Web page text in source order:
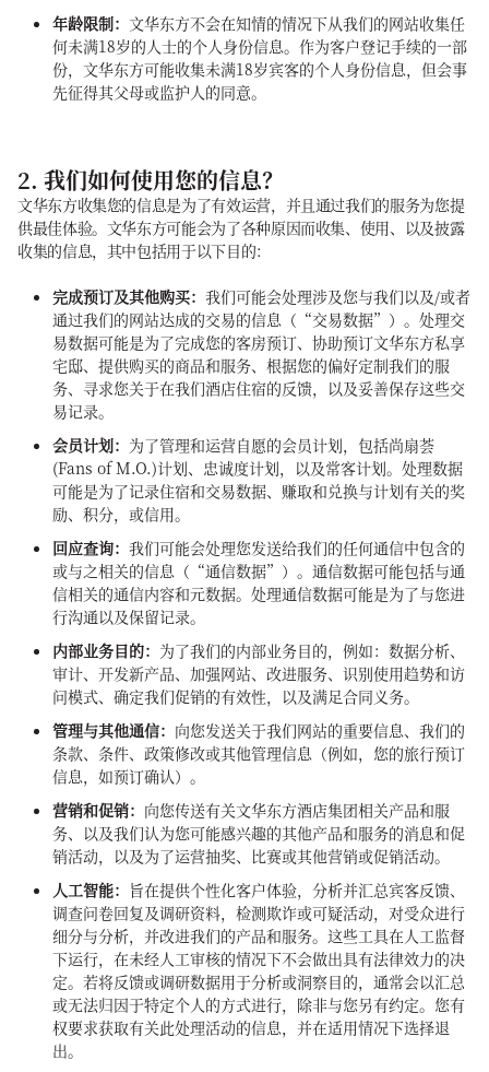
年龄限制： 文华东方不会在知情的情况下从我们的网站收集任
何未满18岁的人士的个人身份信息。作为客户登记手续的一部
份，文华东方可能收集未满18岁宾客的个人身份信息，但会事
先征得其父母或监护人的同意。
2. 我们如何使用您的信息？
文华东方收集您的信息是为了有效运营，并且通过我们的服务为您提
供最佳体验。文华东方可能会为了各种原因而收集、使用、以及披露
收集的信息，其中包括用于以下目的：
完成预订及其他购买： 我们可能会处理涉及您与我们以及/或者
通过我们的网站达成的交易的信息（“交易数据”）。处理交
易数据可能是为了完成您的客房预订、协助预订文华东方私享
宅邸、提供购买的商品和服务、根据您的偏好定制我们的服
务、寻求您关于在我们酒店住宿的反馈，以及妥善保存这些交
易记录。
会员计划： 为了管理和运营自愿的会员计划，包括尚扇荟
(Fans of M.O.)计划、忠诚度计划，以及常客计划。处理数据
可能是为了记录住宿和交易数据、赚取和兑换与计划有关的奖
励、积分，或信用。
回应查询： 我们可能会处理您发送给我们的任何通信中包含的
或与之相关的信息（“通信数据”）。通信数据可能包括与通
信相关的通信内容和元数据。处理通信数据可能是为了与您进
行沟通以及保留记录。
内部业务目的： 为了我们的内部业务目的，例如：数据分析、
审计、开发新产品、加强网站、改进服务、识别使用趋势和访
问模式、确定我们促销的有效性，以及满足合同义务。
管理与其他通信： 向您发送关于我们网站的重要信息、我们的
条款、条件、政策修改或其他管理信息（例如，您的旅行预订
信息，如预订确认）。
营销和促销： 向您传送有关文华东方酒店集团相关产品和服
务、以及我们认为您可能感兴趣的其他产品和服务的消息和促
销活动，以及为了运营抽奖、比赛或其他营销或促销活动。
人工智能： 旨在提供个性化客户体验，分析并汇总宾客反馈、
调查问卷回复及调研资料，检测欺诈或可疑活动，对受众进行
细分与分析，并改进我们的产品和服务。这些工具在人工监督
下运行，在未经人工审核的情况下不会做出具有法律效力的决
定。若将反馈或调研数据用于分析或洞察目的，通常会以汇总
或无法归因于特定个人的方式进行，除非与您另有约定。您有
权要求获取有关此处理活动的信息，并在适用情况下选择退
出。